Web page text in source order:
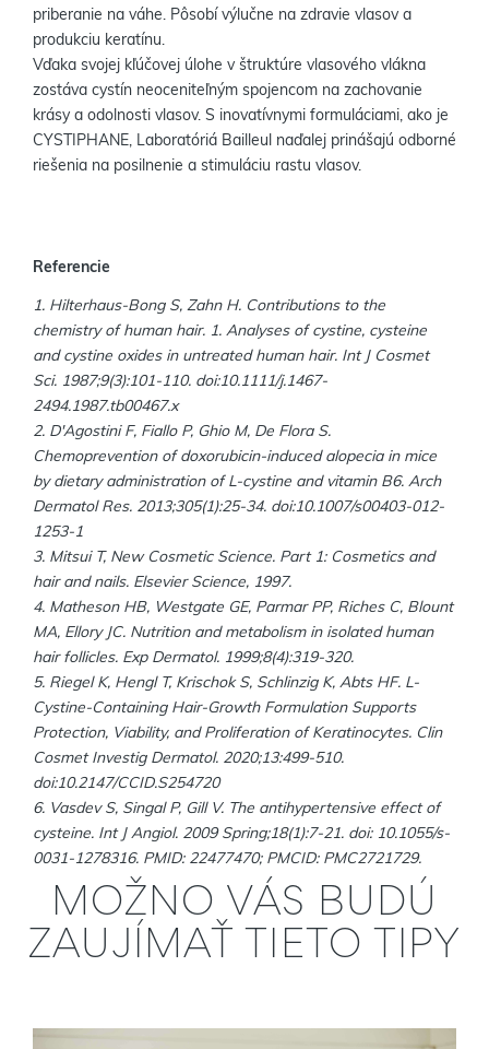
priberanie na váhe. Pôsobí výlučne na zdravie vlasov a
produkciu keratínu.
Vďaka svojej kľúčovej úlohe v štruktúre vlasového vlákna
zostáva cystín neoceniteľným spojencom na zachovanie
krásy a odolnosti vlasov. S inovatívnymi formuláciami, ako je
CYSTIPHANE, Laboratóriá Bailleul naďalej prinášajú odborné
riešenia na posilnenie a stimuláciu rastu vlasov.
Referencie
1. Hilterhaus-Bong S, Zahn H. Contributions to the
chemistry of human hair. 1. Analyses of cystine, cysteine
and cystine oxides in untreated human hair. Int J Cosmet
Sci. 1987;9(3):101-110. doi:10.1111/j.1467-
2494.1987.tb00467.x
2. D'Agostini F, Fiallo P, Ghio M, De Flora S.
Chemoprevention of doxorubicin-induced alopecia in mice
by dietary administration of L-cystine and vitamin B6. Arch
Dermatol Res. 2013;305(1):25-34. doi:10.1007/s00403-012-
1253-1
3. Mitsui T, New Cosmetic Science. Part 1: Cosmetics and
hair and nails. Elsevier Science, 1997.
4. Matheson HB, Westgate GE, Parmar PP, Riches C, Blount
MA, Ellory JC. Nutrition and metabolism in isolated human
hair follicles. Exp Dermatol. 1999;8(4):319-320.
5. Riegel K, Hengl T, Krischok S, Schlinzig K, Abts HF. L-
Cystine-Containing Hair-Growth Formulation Supports
Protection, Viability, and Proliferation of Keratinocytes. Clin
Cosmet Investig Dermatol. 2020;13:499-510.
doi:10.2147/CCID.S254720
6. Vasdev S, Singal P, Gill V. The antihypertensive effect of
cysteine. Int J Angiol. 2009 Spring;18(1):7-21. doi: 10.1055/s-
0031-1278316. PMID: 22477470; PMCID: PMC2721729.
MOŽNO VÁS BUDÚ
ZAUJÍMAŤ TIETO TIPY